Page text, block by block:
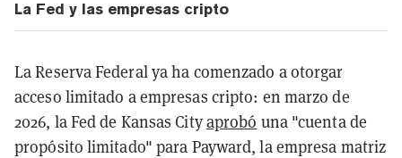
La Fed y las empresas cripto
La Reserva Federal ya ha comenzado a otorgar
acceso limitado a empresas cripto: en marzo de
2026, la Fed de Kansas Cityaprobó una "cuenta de
propósito limitado" para Payward, la empresa matriz